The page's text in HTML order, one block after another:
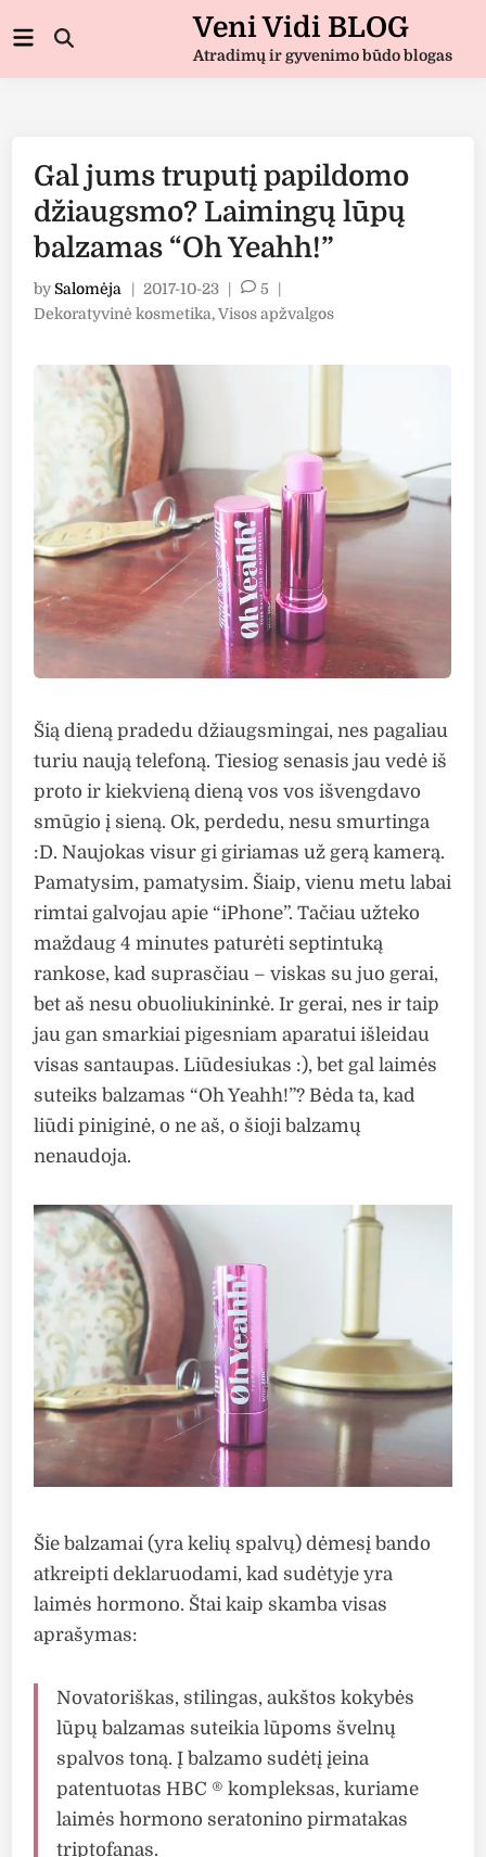
to
Veni Vidi BLOG
Atradimų ir gyvenimo būdo blogas
Open
Main
Gal jums truputį papildomo
džiaugsmo? Laimingų lūpų
balzamas “Oh Yeahh!”
bySalomėja 2017-10-23 5
Posted
Dekoratyvinė kosmetika,Visos apžvalgos
Šią dieną pradedu džiaugsmingai, nes pagaliau
turiu naują telefoną. Tiesiog senasis jau vedė iš
proto ir kiekvieną dieną vos vos išvengdavo
smūgio į sieną. Ok, perdedu, nesu smurtinga
:D. Naujokas visur gi giriamas už gerą kamerą.
Pamatysim, pamatysim. Šiaip, vienu metu labai
rimtai galvojau apie “iPhone”. Tačiau užteko
maždaug 4 minutes paturėti septintuką
rankose, kad suprasčiau – viskas su juo gerai,
bet aš nesu obuoliukininkė. Ir gerai, nes ir taip
jau gan smarkiai pigesniam aparatui išleidau
visas santaupas. Liūdesiukas :), bet gal laimės
suteiks balzamas “Oh Yeahh!”? Bėda ta, kad
liūdi piniginė, o ne aš, o šioji balzamų
nenaudoja.
Šie balzamai (yra kelių spalvų) dėmesį bando
atkreipti deklaruodami, kad sudėtyje yra
laimės hormono. Štai kaip skamba visas
aprašymas:
Novatoriškas, stilingas, aukštos kokybės
lūpų balzamas suteikia lūpoms švelnų
spalvos toną. Į balzamo sudėtį įeina
patentuotas HBC ® kompleksas, kuriame
laimės hormono seratonino pirmatakas
triptofanas.